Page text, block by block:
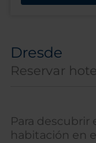
Dresde
Reservar
Para descubrir
habitación en